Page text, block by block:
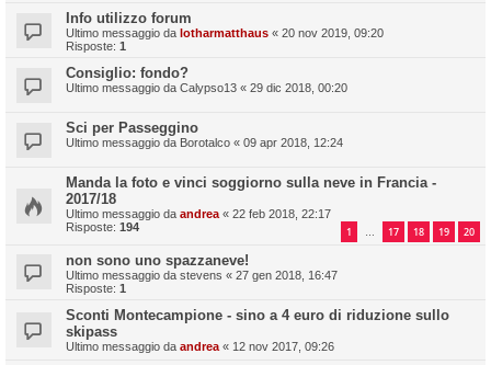
Info utilizzo forum
Ultimo messaggio da lotharmatthaus « 20 nov 2019, 09:20
Risposte: 1
Consiglio: fondo?
Ultimo messaggio da Calypso13 « 29 dic 2018, 00:20
Sci per Passeggino
Ultimo messaggio da Borotalco « 09 apr 2018, 12:24
Manda la foto e vinci soggiorno sulla neve in Francia -
2017/18
Ultimo messaggio da andrea « 22 feb 2018, 22:17
Risposte: 194 1 … 17 18 19 20
non sono uno spazzaneve!
Ultimo messaggio da stevens « 27 gen 2018, 16:47
Risposte: 1
Sconti Montecampione - sino a 4 euro di riduzione sullo
skipass
Ultimo messaggio da andrea « 12 nov 2017, 09:26